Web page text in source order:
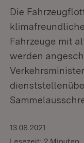
Die
Fahrzeuge mit
werden
13.08.2021